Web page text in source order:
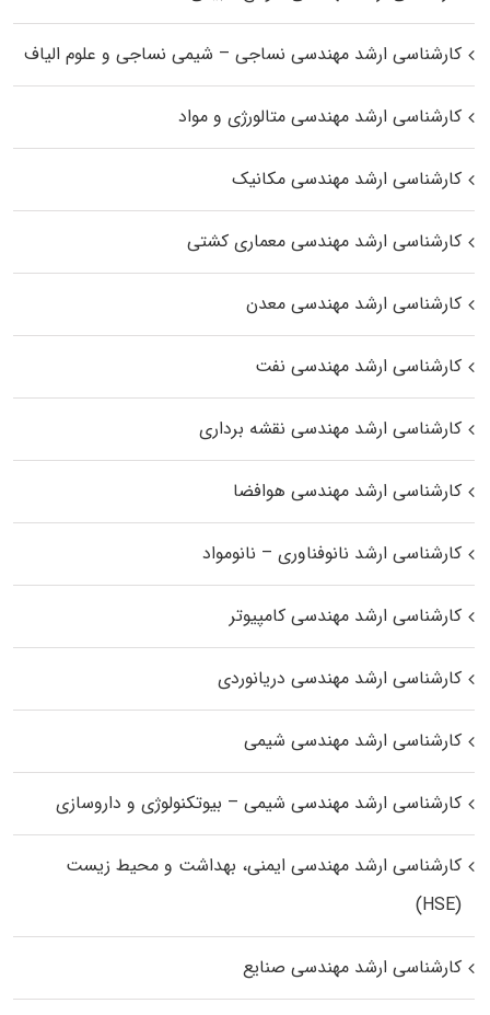
کارشناسی ارشد مهندسی نساجی – شیمی نساجی و علوم الیاف
کارشناسی ارشد مهندسی متالورژی و مواد
کارشناسی ارشد مهندسی مکانیک
کارشناسی ارشد مهندسی معماری کشتی
کارشناسی ارشد مهندسی معدن
کارشناسی ارشد مهندسی نفت
کارشناسی ارشد مهندسی نقشه برداری
کارشناسی ارشد مهندسی هوافضا
کارشناسی ارشد نانوفناوری – نانومواد
کارشناسی ارشد مهندسی کامپیوتر
کارشناسی ارشد مهندسی دریانوردی
کارشناسی ارشد مهندسی شیمی
کارشناسی ارشد مهندسی شیمی – بیوتکنولوژی و داروسازی
کارشناسی ارشد مهندسی ایمنی، بهداشت و محیط زیست
(HSE)
کارشناسی ارشد مهندسی صنایع